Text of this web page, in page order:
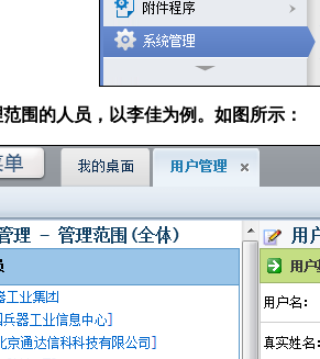
围的人员，以李佳为例。如图所示：